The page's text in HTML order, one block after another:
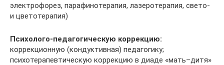
электрофорез, парафинотерапия, лазеротерапия, свето-
и цветотерапия)
Психолого-педагогическую коррекцию:
коррекционную (кондуктивная) педагогику;
психотерапевтическую коррекцию в диаде «мать–дитя»